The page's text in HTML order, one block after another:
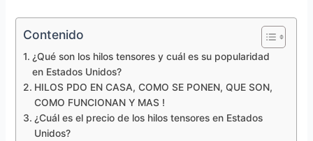
Contenido
¿Qué son los hilos tensores y cuál es su popularidad
en Estados Unidos?
HILOS PDO EN CASA, COMO SE PONEN, QUE SON,
COMO FUNCIONAN Y MAS !
¿Cuál es el precio de los hilos tensores en Estados
Unidos?